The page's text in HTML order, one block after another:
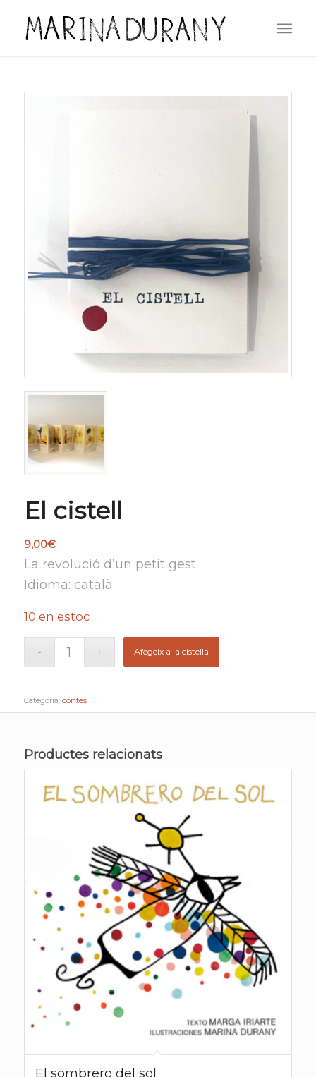
El cistell
9,00€
La revolució d’un petit gest
Idioma: català
10 en estoc
Afegeix a la cistella
Categoria: contes
Productes relacionats
El sombrero del sol